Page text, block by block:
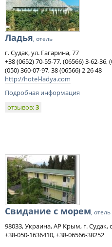
Ладья, отель
г. Судак, ул. Гагарина, 77
+38 (0652) 70-55-77, (06566) 3-62-36,
(050) 360-07-97, 38 (06566) 2 26 48
http://hotel-ladya.com
Подробная информация
отзывов:3
Свидание с морем, отель
98033, Украина, АР Крым, г. Судак,
+38-050-1636410, +38-06566-38252